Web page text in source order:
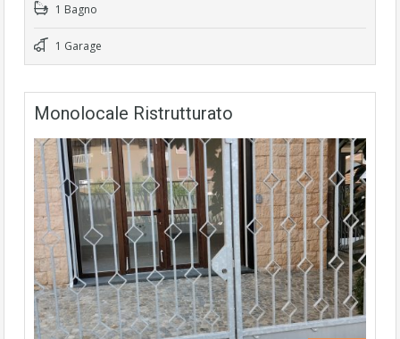
1 Bagno
1 Garage
Monolocale Ristrutturato